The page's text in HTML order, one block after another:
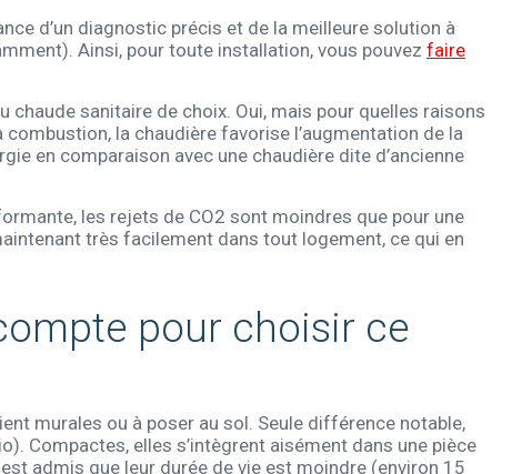
d’un diagnostic précis et de la meilleure solution à
Ainsi, pour toute installation, vous pouvez faire
chaude sanitaire de choix. Oui, mais pour quelles raisons
la chaudière favorise l’augmentation de la
en comparaison avec une chaudière dite d’ancienne
les rejets de CO2 sont moindres que pour une
très facilement dans tout logement, ce qui en
pour choisir ce
murales ou à poser au sol. Seule différence notable,
Compactes, elles s’intègrent aisément dans une pièce
admis que leur durée de vie est moindre (environ 15